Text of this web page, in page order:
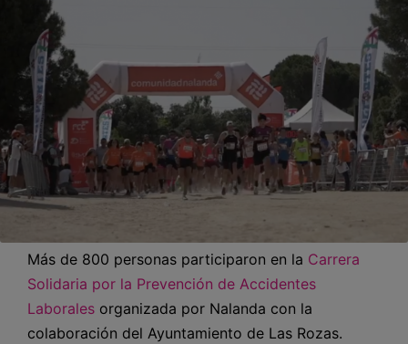
Hablemos
Más de 800 personas participaron en la Carrera
Solidaria por la Prevención de Accidentes
Laborales organizada por Nalanda con la
colaboración del Ayuntamiento de Las Rozas.